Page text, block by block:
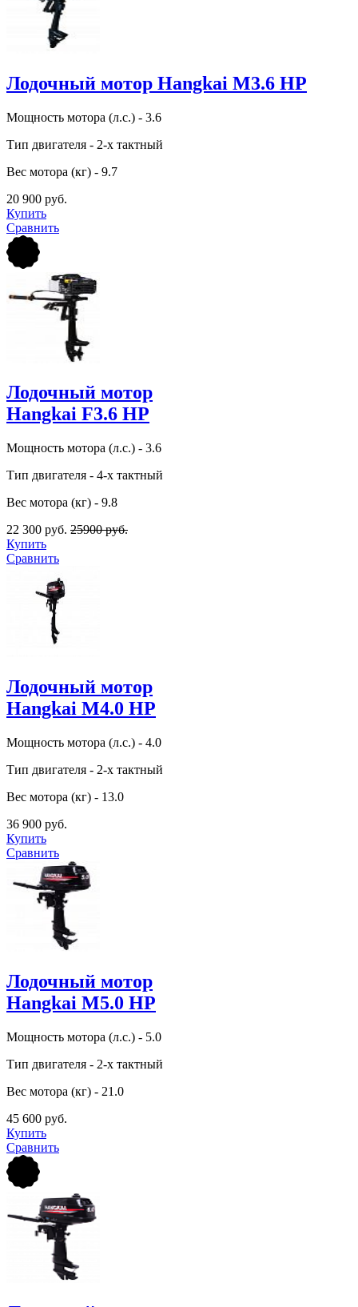
Лодочный мотор Hangkai M3.6 HP
Мощность мотора (л.с.) - 3.6
Тип двигателя - 2-х тактный
Вес мотора (кг) - 9.7
20 900 руб.
Купить
Сравнить
Лодочный мотор
Hangkai F3.6 HP
Мощность мотора (л.с.) - 3.6
Тип двигателя - 4-х тактный
Вес мотора (кг) - 9.8
22 300 руб. 25900 руб.
Купить
Сравнить
Лодочный мотор
Hangkai M4.0 HP
Мощность мотора (л.с.) - 4.0
Тип двигателя - 2-х тактный
Вес мотора (кг) - 13.0
36 900 руб.
Купить
Сравнить
Лодочный мотор
Hangkai M5.0 HP
Мощность мотора (л.с.) - 5.0
Тип двигателя - 2-х тактный
Вес мотора (кг) - 21.0
45 600 руб.
Купить
Сравнить